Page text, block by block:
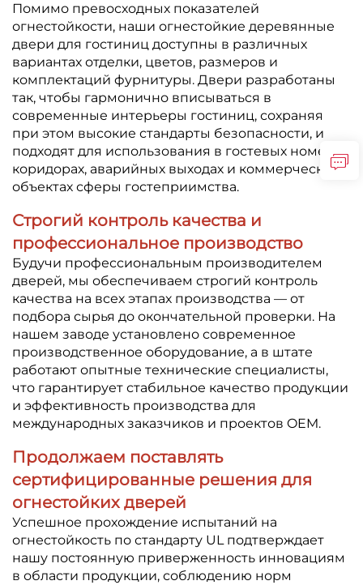
Помимо превосходных показателей
огнестойкости, наши огнестойкие деревянные
двери для гостиниц доступны в различных
вариантах отделки, цветов, размеров и
комплектаций фурнитуры. Двери разработаны
так, чтобы гармонично вписываться в
современные интерьеры гостиниц, сохраняя
при этом высокие стандарты безопасности, и
подходят для использования в гостевых номерах,
коридорах, аварийных выходах и коммерческих
объектах сферы гостеприимства.
Строгий контроль качества и
профессиональное производство
Будучи профессиональным производителем
дверей, мы обеспечиваем строгий контроль
качества на всех этапах производства — от
подбора сырья до окончательной проверки. На
нашем заводе установлено современное
производственное оборудование, а в штате
работают опытные технические специалисты,
что гарантирует стабильное качество продукции
и эффективность производства для
международных заказчиков и проектов OEM.
Продолжаем поставлять
сертифицированные решения для
огнестойких дверей
Успешное прохождение испытаний на
огнестойкость по стандарту UL подтверждает
нашу постоянную приверженность инновациям
в области продукции, соблюдению норм